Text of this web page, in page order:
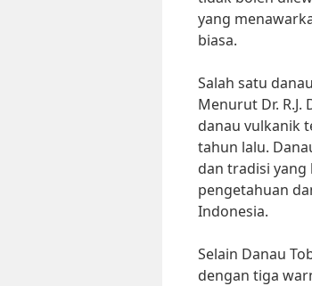
yang
biasa.
Salah satu
Menurut Dr.
danau vulkanik
tahun lalu.
dan tradisi yang
pengetahuan
Indonesia.
Selain Danau
dengan tiga